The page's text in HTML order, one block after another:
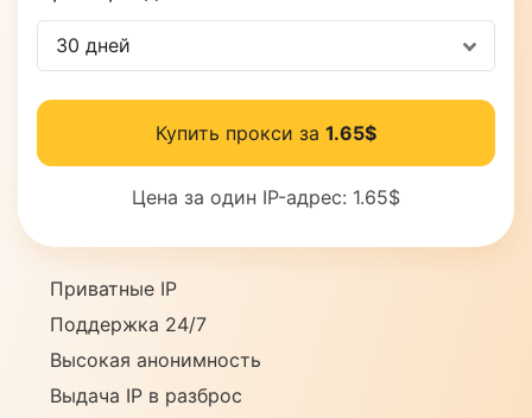
30 дней
Купить прокси за 1.65$
Цена за один IP-адрес: 1.65$
Приватные IP
Поддержка 24/7
Высокая анонимность
Выдача IP в разброс